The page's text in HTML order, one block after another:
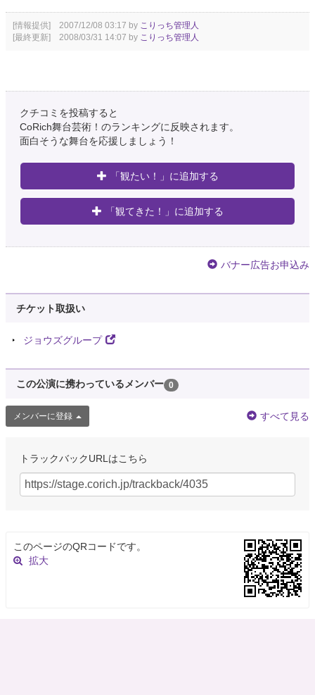
[情報提供] 2007/12/08 03:17 by こりっち管理人
[最終更新] 2008/03/31 14:07 by こりっち管理人
クチコミを投稿すると
CoRich舞台芸術！のランキングに反映されます。
面白そうな舞台を応援しましょう！
「観たい！」に追加する
「観てきた！」に追加する
バナー広告お申込み
チケット取扱い
ジョウズグループ
この公演に携わっているメンバー 0
メンバーに登録 すべて見る
トラックバックURLはこちら
このページのQRコードです。
拡大